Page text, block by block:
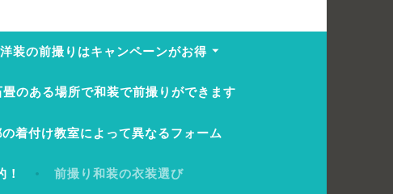
装の前撮りはキャンペーンがお得
のある場所で和装で前撮りができます
着付け教室によって異なるフォーム
前撮り和装の衣装選び